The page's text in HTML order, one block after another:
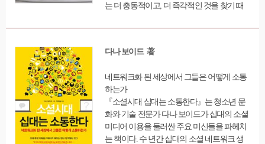
는 더 충동적이고, 더 즉각적인 것을 찾기 때
에도 나쁜 영향력을 미쳐 ‘공부 못하는 뇌’가
입혀 ‘진정한 성숙’을 방해하는 주범인 디지
다나 보이드 著
네트워크화 된 세상에서 그들은 어떻게 소통
하는가
『소셜시대 십대는 소통한다』는 청소년 문
화와 기술 전문가 다나 보이드가 십대의 소셜
미디어 이용을 둘러싼 주요 미신들을 파헤치
는 책이다. 수 년간 십대의 소셜 네트워크 생